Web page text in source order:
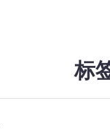
标